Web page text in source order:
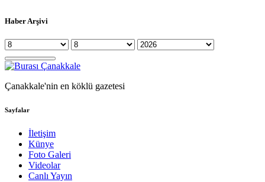
Haber Arşivi
Çanakkale'nin en köklü gazetesi
Sayfalar
İletişim
Künye
Foto Galeri
Videolar
Canlı Yayın